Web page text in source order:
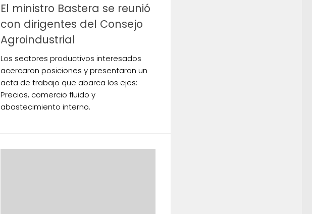
El ministro Bastera se reunió
con dirigentes del Consejo
Agroindustrial
Los sectores productivos interesados
acercaron posiciones y presentaron un
acta de trabajo que abarca los ejes:
Precios, comercio fluido y
abastecimiento interno.